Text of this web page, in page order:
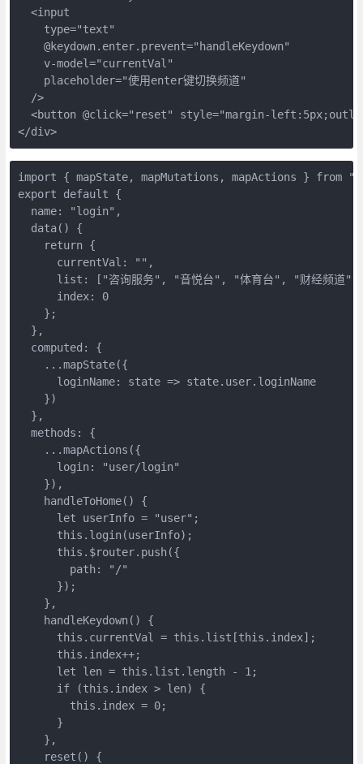
  <input
    type="text"
    @keydown.enter.prevent="handleKeydown"
    v-model="currentVal"
    placeholder="使用enter键切换频道"
  />
<button @click="reset" style="margin-
</div>
import { mapState, mapMutations, mapActions } from
export default {
  name: "login",
  data() {
    return {
      currentVal: "",
list: ["咨询服务", "音悦台", "体育台", "财经频道",
      index: 0
    };
  },
  computed: {
    ...mapState({
      loginName: state => state.user.loginName
    })
  },
  methods: {
    ...mapActions({
      login: "user/login"
    }),
    handleToHome() {
      let userInfo = "user";
      this.login(userInfo);
      this.$router.push({
        path: "/"
      });
    },
    handleKeydown() {
      this.currentVal = this.list[this.index];
      this.index++;
      let len = this.list.length - 1;
      if (this.index > len) {
        this.index = 0;
      }
    },
    reset() {